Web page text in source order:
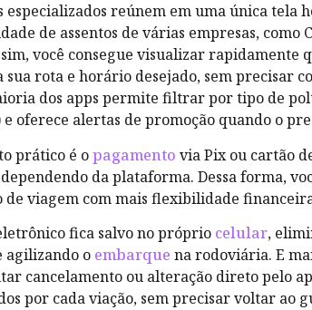
especializados reúnem em uma única tela
de assentos de várias empresas, como
você consegue visualizar rapidamente
sua rota e horário desejado, sem precisar
dos apps permite filtrar por tipo de
oferece alertas de promoção quando o
prático é opagamento via Pix ou cartão
da plataforma. Dessa forma,
de viagem com mais flexibilidade
fica salvo no próprio celular,
agilizando o embarque na rodoviária. E
cancelamento ou alteração direto pelo
por cada viação, sem precisar voltar ao